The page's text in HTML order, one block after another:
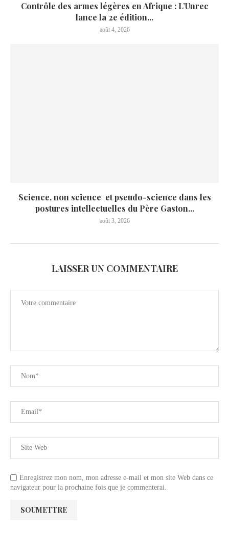
Contrôle des armes légères en Afrique : L’Unrec
lance la 2e édition...
août 4, 2026
Science, non science et pseudo-science dans les
postures intellectuelles du Père Gaston...
août 3, 2026
LAISSER UN COMMENTAIRE
Enregistrez mon nom, mon adresse e-mail et mon site Web dans ce
navigateur pour la prochaine fois que je commenterai.